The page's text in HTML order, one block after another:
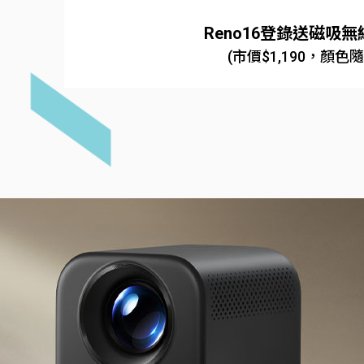
Reno16登錄送磁吸無
(市價$1,190，顏色